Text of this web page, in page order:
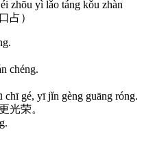
zhōu yì lǎo táng kǒu zhàn
占）
chéng.
chī gé, yī jǐn gèng guāng róng.
光荣。